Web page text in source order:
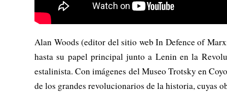
Alan Woods (editor del sitio web In Defence of
hasta su papel principal junto a Lenin en la
estalinista. Con imágenes del Museo Trotsky en
de los grandes revolucionarios de la historia, cuyas